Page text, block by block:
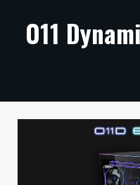
ARTIKKELIT
TECHBBS
O11